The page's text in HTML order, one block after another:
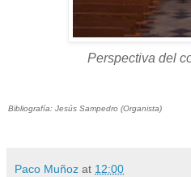
Perspectiva del
Bibliografía: Jesús Sampedro (Organista)
Paco Muñoz at 12:00